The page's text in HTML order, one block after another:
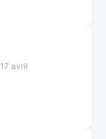
avril